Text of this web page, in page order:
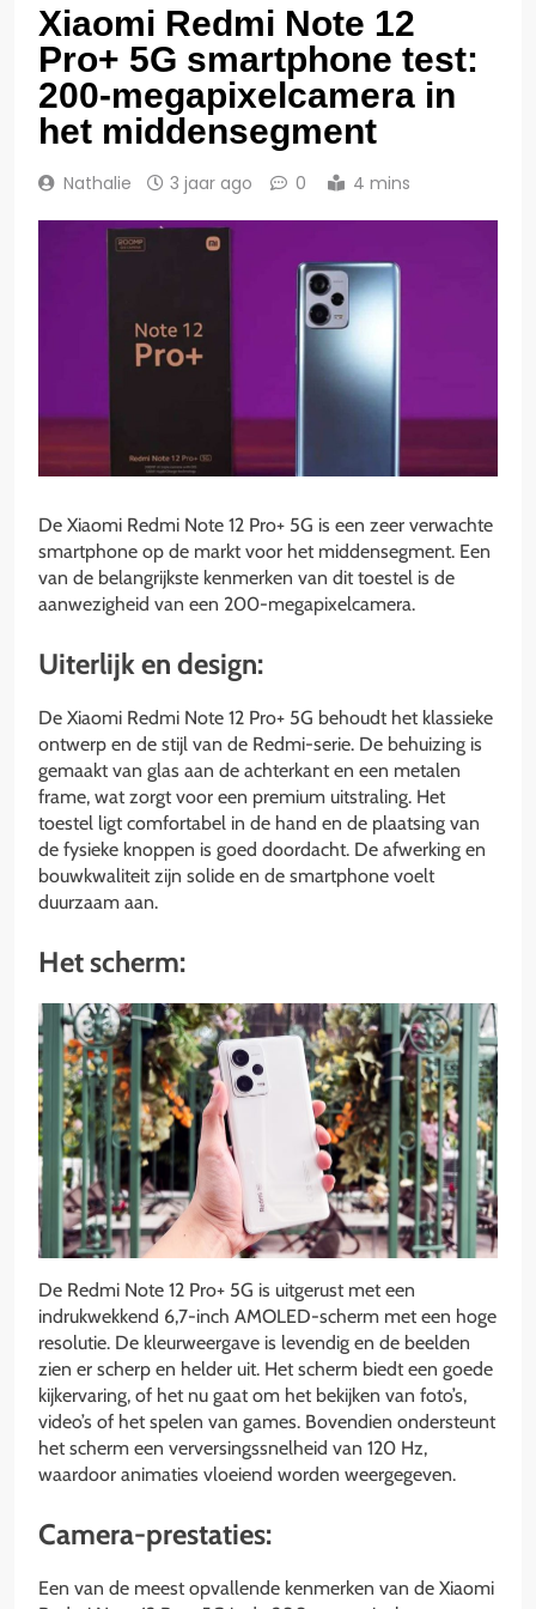
Xiaomi Redmi Note 12
Pro+ 5G smartphone test:
200-megapixelcamera in
het middensegment
Nathalie 3 jaar ago 0 4 mins
De Xiaomi Redmi Note 12 Pro+ 5G is een zeer verwachte
smartphone op de markt voor het middensegment. Een
van de belangrijkste kenmerken van dit toestel is de
aanwezigheid van een 200-megapixelcamera.
Uiterlijk en design:
De Xiaomi Redmi Note 12 Pro+ 5G behoudt het klassieke
ontwerp en de stijl van de Redmi-serie. De behuizing is
gemaakt van glas aan de achterkant en een metalen
frame, wat zorgt voor een premium uitstraling. Het
toestel ligt comfortabel in de hand en de plaatsing van
de fysieke knoppen is goed doordacht. De afwerking en
bouwkwaliteit zijn solide en de smartphone voelt
duurzaam aan.
Het scherm:
De Redmi Note 12 Pro+ 5G is uitgerust met een
indrukwekkend 6,7-inch AMOLED-scherm met een hoge
resolutie. De kleurweergave is levendig en de beelden
zien er scherp en helder uit. Het scherm biedt een goede
kijkervaring, of het nu gaat om het bekijken van foto’s,
video’s of het spelen van games. Bovendien ondersteunt
het scherm een verversingssnelheid van 120 Hz,
waardoor animaties vloeiend worden weergegeven.
Camera-prestaties:
Een van de meest opvallende kenmerken van de Xiaomi